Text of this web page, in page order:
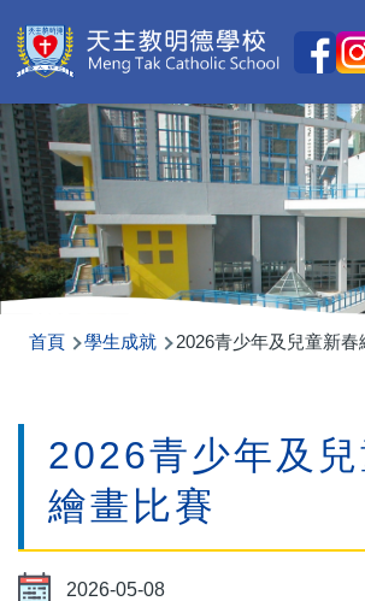
導
連
首頁 學生成就 2026青少年及兒童新春
2026青少年及
繪畫比賽
2026-05-08